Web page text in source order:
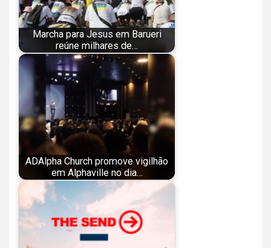
Marcha para Jesus em Barueri
reúne milhares de…
ADAlpha Church promove vigilhão
em Alphaville no dia…